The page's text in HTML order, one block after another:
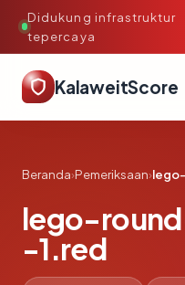
Didukung infrastruktur
tepercaya
KalaweitScore
Beranda›Pemeriksaan›
lego-
-1.red